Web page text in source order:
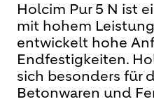
Holcim Pur 5 N ist
mit hohem
entwickelt hohe
Endfestigkeiten.
sich besonders für
Betonwaren und